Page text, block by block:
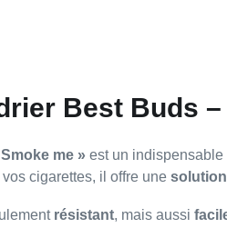
Best Buds
me » est un indispensable
cigarettes, il offre une
résistant, mais aussi